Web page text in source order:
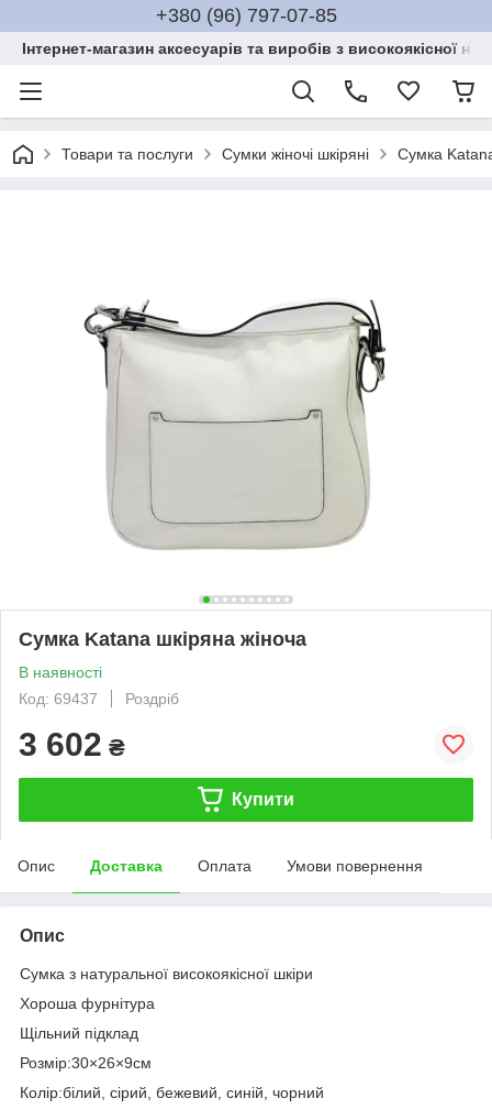
+380 (96) 797-07-85
Інтернет-магазин аксесуарів та виробів з високоякісної
Товари та послуги Сумки жіночі шкіряні Сумка
Сумка Katana шкіряна жіноча
В наявності
Код: 69437
Роздріб
3 602 ₴
Купити
Опис Доставка Оплата Умови повернення
Опис
Сумка з натуральної високоякісної шкіри
Хороша фурнітура
Щільний підклад
Розмір:30×26×9см
Колір:білий, сірий, бежевий, синій, чорний